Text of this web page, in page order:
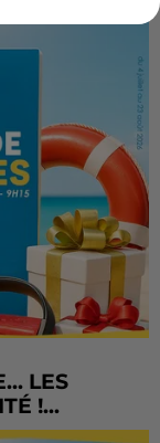
LES
!...
temps de